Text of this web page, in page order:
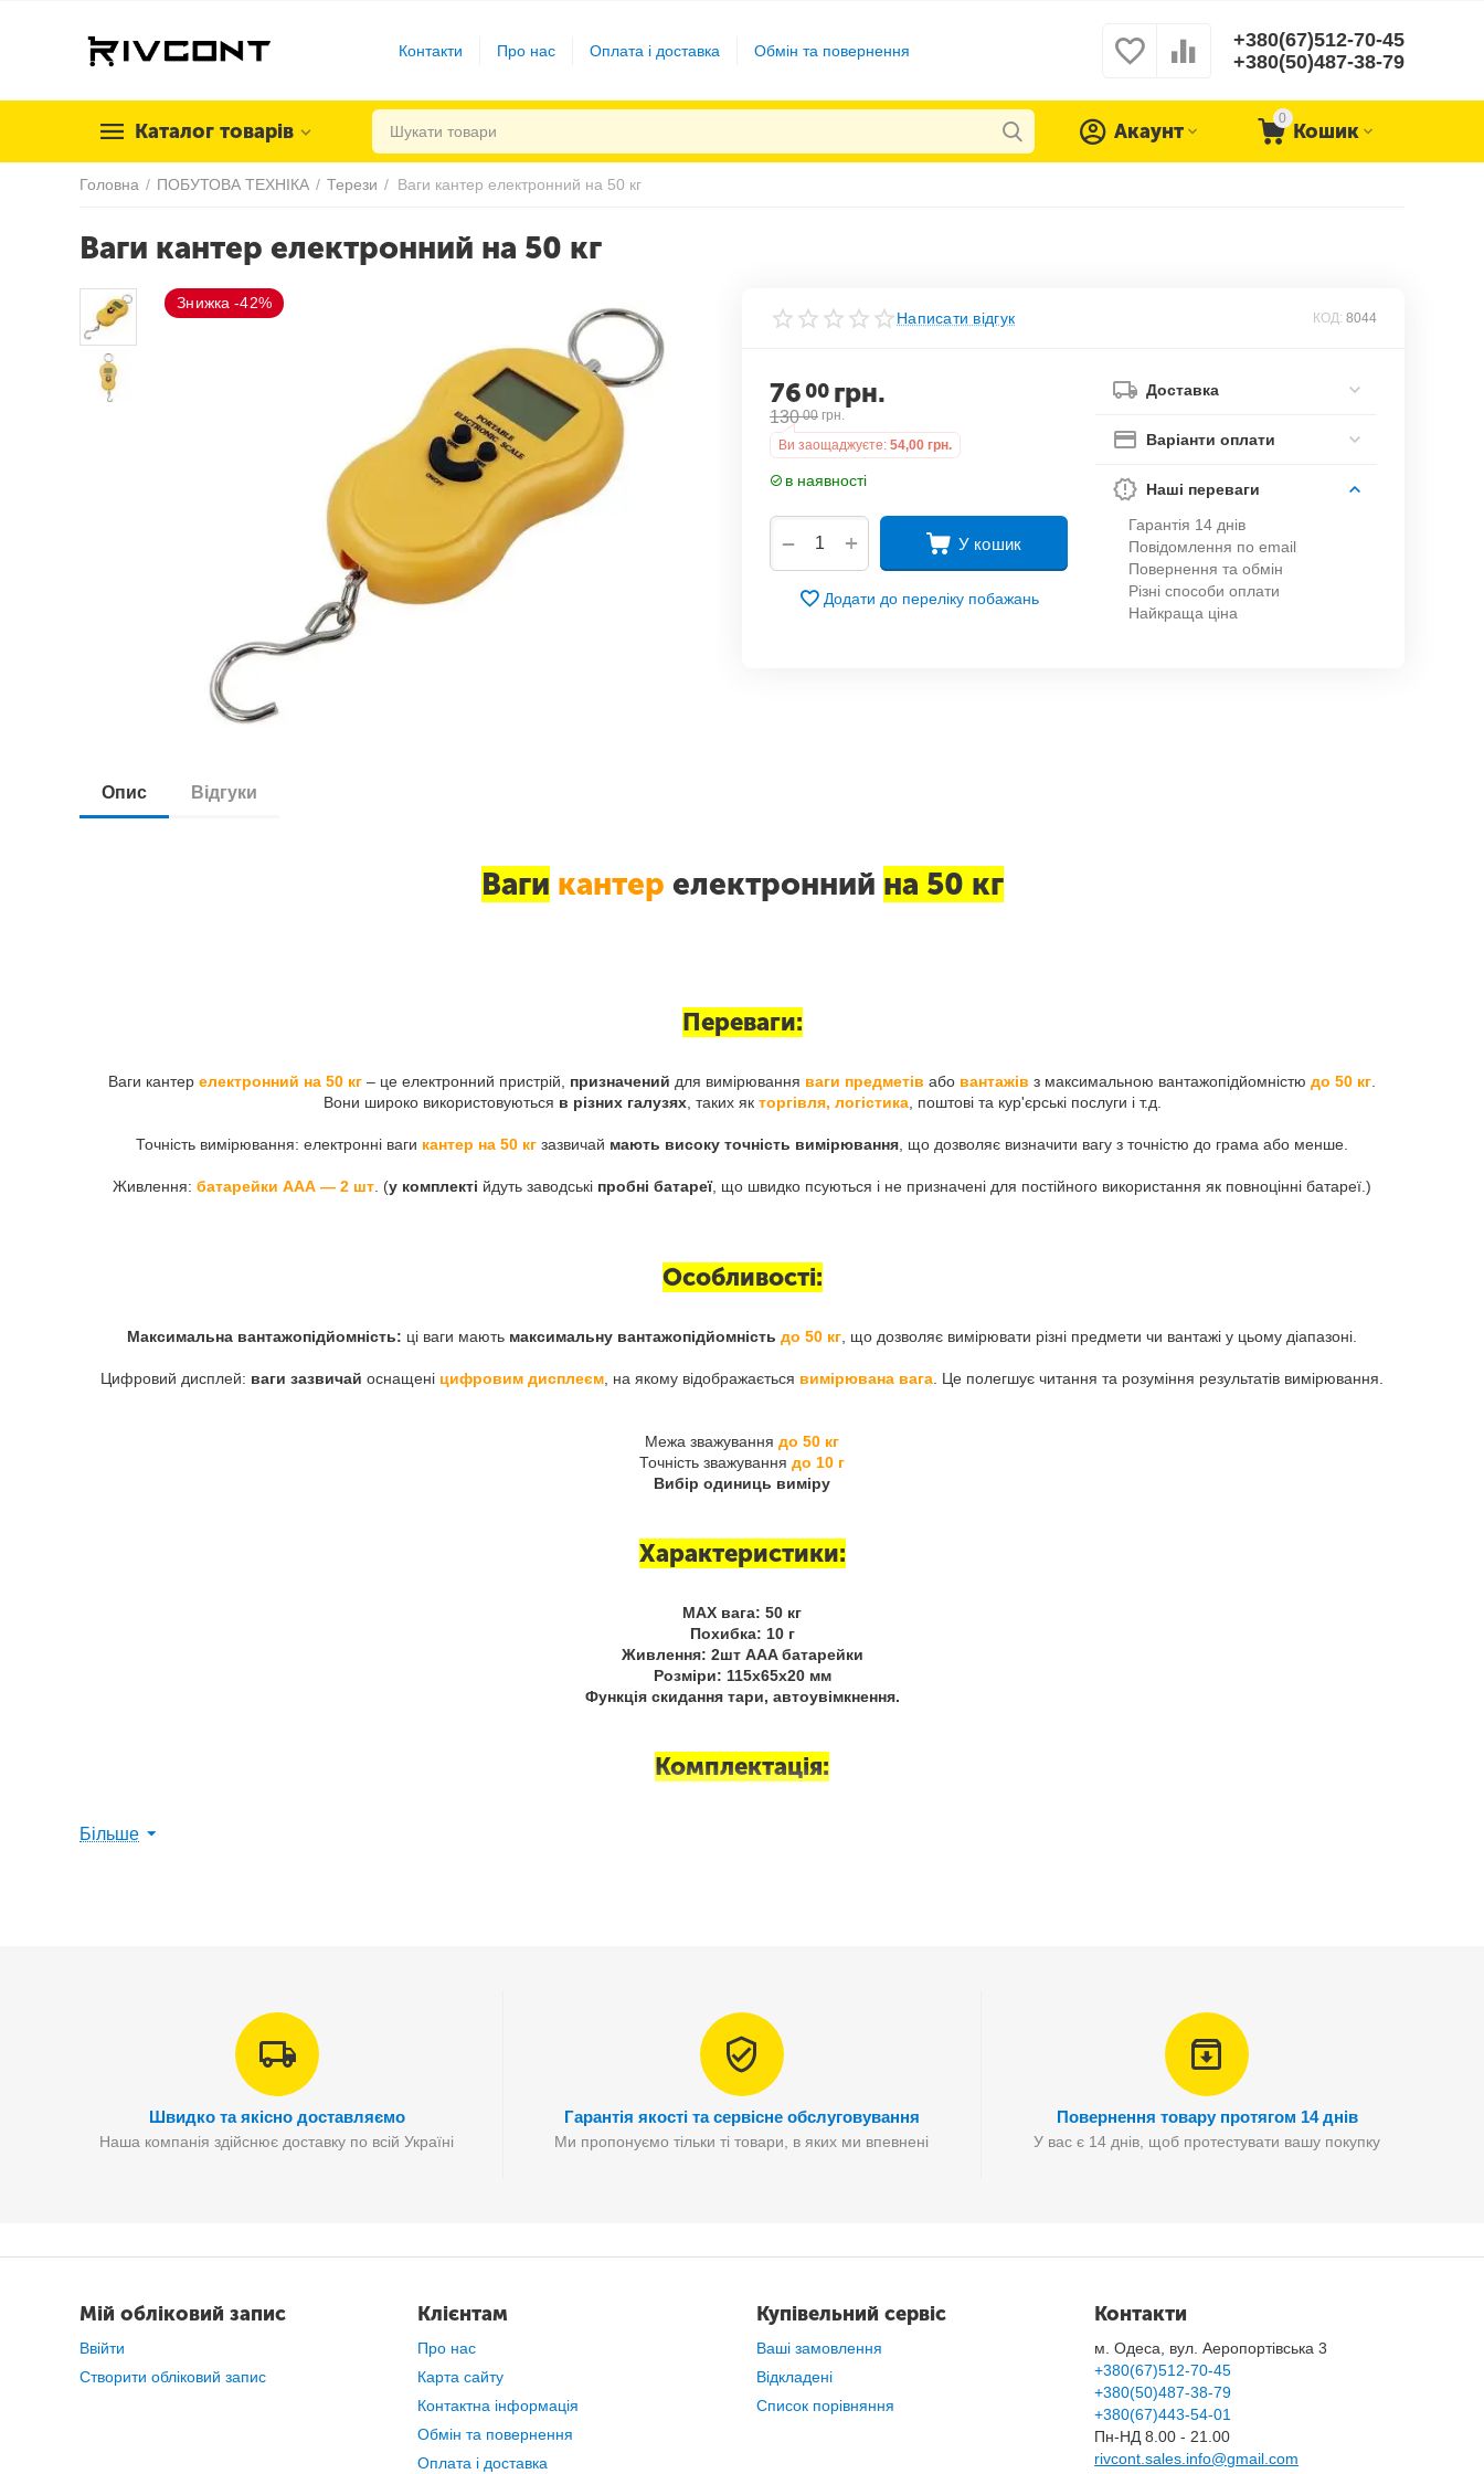
Контакти Про нас Оплата і доставка Обмін та повернення
+380(67)512-70-45
+380(50)487-38-79
Каталог товарів
0
Кошик
Акаунт
Головна / ПОБУТОВА ТЕХНІКА / Терези / Ваги кантер електронний на 50 кг
Ваги кантер електронний на 50 кг
Написати відгук КОД: 8044
76 00 грн.
130 00 грн.
Ви заощаджуєте: 54,00 грн.
в наявності
+
− У кошик
Додати до переліку побажань
Доставка
Варіанти оплати
Наші переваги
Гарантія 14 днів
Повідомлення по email
Повернення та обмін
Різні способи оплати
Найкраща ціна
Опис Відгуки
Ваги кантер електронний на 50 кг
Переваги:
Ваги кантер електронний на 50 кг – це електронний пристрій, призначений для вимірювання ваги предметів або вантажів з максимальною вантажопідйомністю до 50 кг
Вони широко використовуються в різних галузях, таких як торгівля, логістика, поштові та кур'єрські послуги і т.д.
Точність вимірювання: електронні ваги кантер на 50 кг зазвичай мають високу точність вимірювання , що дозволяє визначити вагу з точністю до грама або менше.
Живлення: батарейки ААА ― 2 шт . (у комплекті йдуть заводські пробні батареї, що швидко псуються і не призначені для постійного використання як повноцінні батареї.)
Особливості:
Максимальна вантажопідйомність: ці ваги мають максимальну вантажопідйомність до 50 кг , що дозволяє вимірювати різні предмети чи вантажі у цьому діапазоні.
Цифровий дисплей: ваги зазвичай оснащені цифровим дисплеєм , на якому відображається вимірювана вага . Це полегшує читання та розуміння результатів вимірювання.
Межа зважування до 50 кг
Точність зважування до 10 г
Вибір одиниць виміру
Характеристики:
MAX вага: 50 кг
Похибка: 10 г
Живлення: 2шт AAA батарейки
Розміри: 115х65х20 мм
Функція скидання тари, автоувімкнення.
Комплектація:
Більше
Швидко та якісно доставляємо
Наша компанія здійснює доставку по всій Україні
Гарантія якості та сервісне обслуговування
Ми пропонуємо тільки ті товари, в яких ми впевнені
Повернення товару протягом 14 днів
У вас є 14 днів, щоб протестувати вашу покупку
Мій обліковий запис
Ввійти
Створити обліковий запис
Клієнтам
Про нас
Карта сайту
Контактна інформація
Обмін та повернення
Оплата і доставка
Купівельний сервіс
Ваші замовлення
Відкладені
Список порівняння
Контакти
м. Одеса, вул. Аеропортівська 3
+380(67)512-70-45
+380(50)487-38-79
+380(67)443-54-01
Пн-НД 8.00 - 21.00
rivcont.sales.info@gmail.com